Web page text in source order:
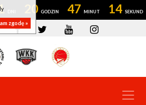
20 47 14
zgodę »